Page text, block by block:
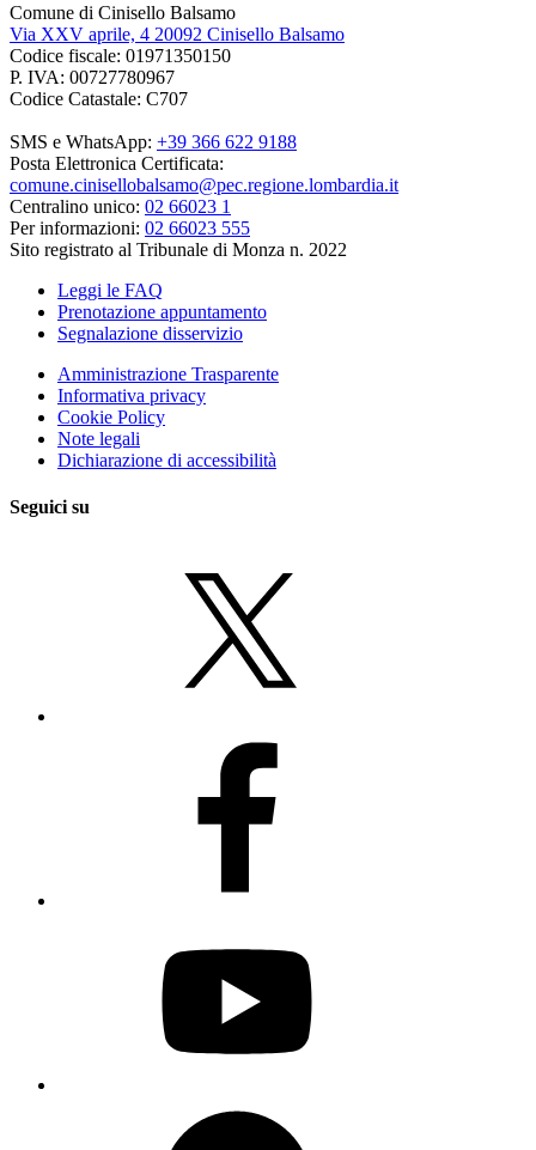
Comune di Cinisello Balsamo
Via XXV aprile, 4 20092 Cinisello Balsamo
Codice fiscale: 01971350150
P. IVA: 00727780967
Codice Catastale: C707
SMS e WhatsApp: +39 366 622 9188
Posta Elettronica Certificata:
comune.cinisellobalsamo@pec.regione.lombardia.it
Centralino unico: 02 66023 1
Per informazioni: 02 66023 555
Sito registrato al Tribunale di Monza n. 2022
Leggi le FAQ
Prenotazione appuntamento
Segnalazione disservizio
Amministrazione Trasparente
Informativa privacy
Cookie Policy
Note legali
Dichiarazione di accessibilità
Seguici su